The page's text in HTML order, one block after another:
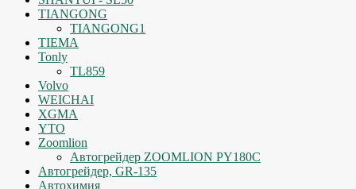
TIANGONG
TIANGONG1
TIEMA
Tonly
TL859
Volvo
WEICHAI
XGMA
YTO
Zoomlion
Автогрейдер ZOOMLION PY180C
Автогрейдер, GR-135
Автохимия